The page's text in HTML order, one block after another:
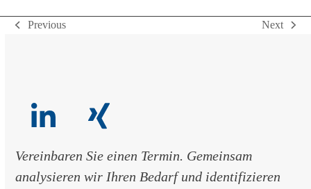
previous
Previous
next
Next
LinkedIn
Xing
Vereinbaren Sie einen Termin. Gemeinsam
analysieren wir Ihren Bedarf und identifizieren